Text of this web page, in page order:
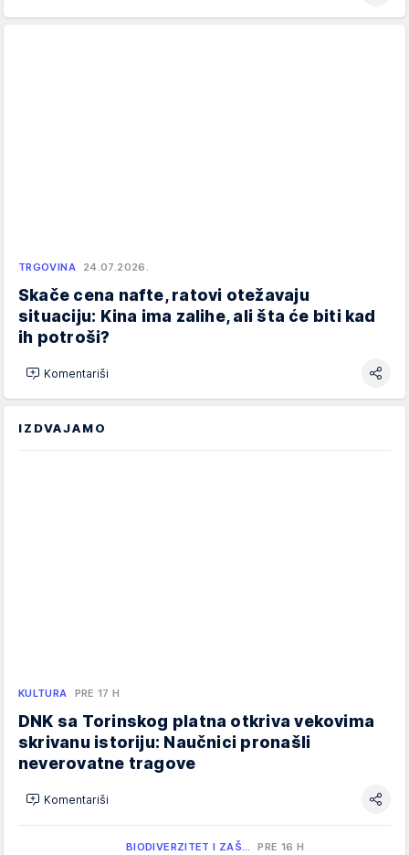
TRGOVINA 24.07.2026.
Skače cena nafte, ratovi otežavaju
situaciju: Kina ima zalihe, ali šta će biti kad
ih potroši?
Komentariši
IZDVAJAMO
KULTURA PRE 17 H
DNK sa Torinskog platna otkriva vekovima
skrivanu istoriju: Naučnici pronašli
neverovatne tragove
Komentariši
BIODIVERZITET I ZAŠ… PRE 16 H